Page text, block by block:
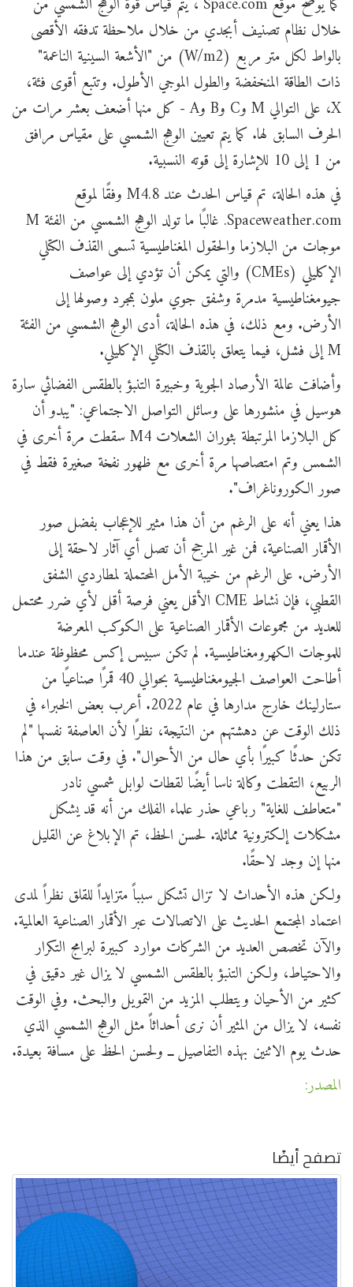
خلال نظام تصنيف أبجدي من خلال ملاحظة تدفقه الأقصى
بالواط لكل متر مربع (W/m2) من "الأشعة السينية الناعمة"
ذات الطاقة المنخفضة والطول الموجي الأطول. وتتبع أقوى فئة،
X، على التوالي M وC وB وA - كل منها أضعف بعشر مرات من
الحرف السابق لها. كما يتم تعيين الوهج الشمسي على مقياس مرافق
من 1 إلى 10 للإشارة إلى قوته النسبية.
في هذه الحالة، تم قياس الحدث عند M4.8 وفقًا لموقع
Spaceweather.com. غالبًا ما تولد الوهج الشمسي من الفئة M
موجات من البلازما والحقول المغناطيسية تسمى القذف الكتلي
الإكليلي (CMEs) والتي يمكن أن تؤدي إلى عواصف
جيومغناطيسية مدمرة وشفق جوي ملون بمجرد وصولها إلى
الأرض. ومع ذلك، في هذه الحالة، أدى الوهج الشمسي من الفئة
M إلى فشل، فيما يتعلق بالقذف الكتلي الإكليلي.
وأضافت عالمة الأرصاد الجوية وخبيرة التنبؤ بالطقس الفضائي سارة
هوسيل في منشورها على وسائل التواصل الاجتماعي: "يبدو أن
كل البلازما المرتبطة بثوران الشعلات M4 سقطت مرة أخرى في
الشمس وتم امتصاصها مرة أخرى مع ظهور نفخة صغيرة فقط في
صور الكوروناغراف".
هذا يعني أنه على الرغم من أن هذا مثير للإعجاب بفضل صور
الأقمار الصناعية، فمن غير المرجح أن تصل أي آثار لاحقة إلى
الأرض. على الرغم من خيبة الأمل المحتملة لمطاردي الشفق
القطبي، فإن نشاط CME الأقل يعني فرصة أقل لأي ضرر محتمل
للعديد من مجموعات الأقمار الصناعية على الكوكب المعرضة
للموجات الكهرومغناطيسية. لم تكن سبيس إكس محظوظة عندما
أطاحت العواصف الجيومغناطيسية بحوالي 40 قمرًا صناعيًا من
ستارلينك خارج مدارها في عام 2022. أعرب بعض الخبراء في
ذلك الوقت عن دهشتهم من النتيجة، نظرًا لأن العاصفة نفسها "لم
تكن حدثًا كبيرًا بأي حال من الأحوال". في وقت سابق من هذا
الربيع، التقطت وكالة ناسا أيضًا لقطات لوابل شمسي نادر
"متعاطف للغاية" رباعي حذر علماء الفلك من أنه قد يشكل
مشكلات إلكترونية مماثلة. لحسن الحظ، تم الإبلاغ عن القليل
منها إن وجد لاحقًا.
ولكن هذه الأحداث لا تزال تشكل سبباً متزايداً للقلق نظراً لمدى
اعتماد المجتمع الحديث على الاتصالات عبر الأقمار الصناعية العالمية.
والآن تخصص العديد من الشركات موارد كبيرة لبرامج التكرار
والاحتياط، ولكن التنبؤ بالطقس الشمسي لا يزال غير دقيق في
كثير من الأحيان ويتطلب المزيد من التمويل والبحث. وفي الوقت
نفسه، لا يزال من المثير أن نرى أحداثاً مثل الوهج الشمسي الذي
حدث يوم الاثنين بهذه التفاصيل ــ ولحسن الحظ على مسافة بعيدة.
المصدر:
تصفح أيضًا